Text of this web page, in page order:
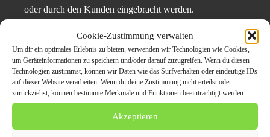
Cookie-Zustimmung verwalten
Um dir ein optimales Erlebnis zu bieten, verwenden wir Technologien wie Cookies,
um Geräteinformationen zu speichern und/oder darauf zuzugreifen. Wenn du diesen
Technologien zustimmst, können wir Daten wie das Surfverhalten oder eindeutige IDs
auf dieser Website verarbeiten. Wenn du deine Zustimmung nicht erteilst oder
zurückziehst, können bestimmte Merkmale und Funktionen beeinträchtigt werden.
Akzeptieren
oder durch den Kunden eingebracht werden.
Pressekontakt:
Autoankauf Hameln
Im Duvenanger 14A
31785 Hameln
Telefon: 01728329057